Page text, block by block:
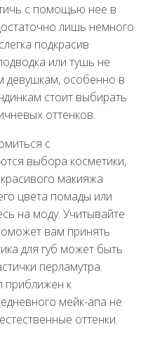
с помощью нее в
лишь немного
подкрасив
или тушь не
девушкам, особенно в
стоит выбирать
оттенков.
с
выбора косметики,
макияжа
цвета помады или
на моду. Учитывайте
вам принять
для губ может быть
перламутра.
приближен к
мейк-апа не
оттенки.